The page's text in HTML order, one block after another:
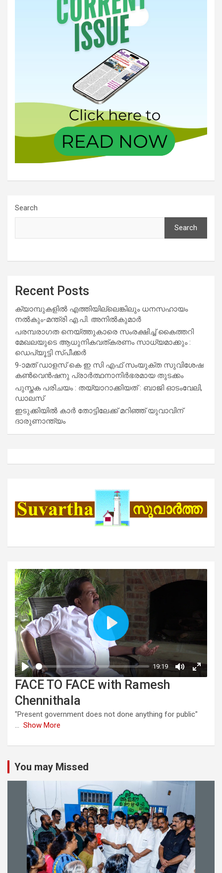
Search
Search
Recent Posts
ക്യാമ്പുകളിൽ എത്തിയില്ലെങ്കിലും ധനസഹായം
നൽകും-മന്ത്രി എ.പി. അനിൽകുമാർ
പരമ്പരാഗത നെയ്ത്തുകാരെ സംരക്ഷിച്ച് കൈത്തറി
മേഖലയുടെ ആധുനികവത്കരണം സാധ്യമാക്കും :
ഡെപ്യൂട്ടി സ്പീക്കർ
9-ാമത് ഡാളസ് കെ ഇ സി എഫ് സംയുക്ത സുവിശേഷ
കൺവെൻഷനു പ്രാർത്ഥനാനിർഭരമായ തുടക്കം
പുസ്തക പരിചയം : തയ്യാറാക്കിയത് : ബാജി ഓടംവേലി,
ഡാലസ്
ഇടുക്കിയിൽ കാർ തോട്ടിലേക്ക് മറിഞ്ഞ് യുവാവിന്
ദാരുണാന്ത്യം
FACE TO FACE with Ramesh
Chennithala
"Present government does not done anything for public"
... Show More
You may Missed